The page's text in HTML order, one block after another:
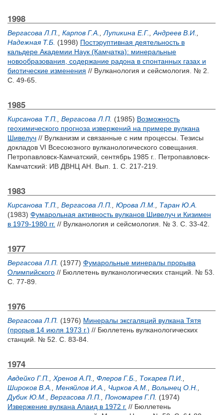
1998
Вергасова Л.П. Карпов Г.А. Лупикина Е.Г. Андреев В.И.
Надежная Т.Б. (1998) Постэруптивная деятельность в
кальдере Академии Наук (Камчатка): минеральные
новообразования, содержание радона в спонтанных газах и
биотические изменения // Вулканология и сейсмология. № 2.
С. 49-65.
1985
Кирсанова Т.П. Вергасова Л.П. (1985) Возможность
геохимического прогноза извержений на примере вулкана
Шивелуч // Вулканизм и связанные с ним процессы. Тезисы
докладов VI Всесоюзного вулканологического совещания.
Петропавловск-Камчатский, сентябрь 1985 г.. Петропавловск-
Камчатский: ИВ ДВНЦ АН. Вып. 1. С. 217-219.
1983
Кирсанова Т.П. Вергасова Л.П. Юрова Л.М.
Таран Ю.А.
(1983) Фумарольная активность вулканов Шивелуч и Кизимен
в 1979-1980 гг. // Вулканология и сейсмология. № 3. С. 33-42.
1977
Вергасова Л.П. (1977) Фумарольные минералы прорыва
Олимпийского // Бюллетень вулканологических станций. № 53.
С. 77-89.
1976
Вергасова Л.П. (1976) Минералы эксгаляций вулкана Тятя
(прорыв 14 июля 1973 г.) // Бюллетень вулканологических
станций. № 52. С. 83-84.
1974
Авдейко Г.П. Хренов А.П. Флеров Г.Б. Токарев П.И.
Широков В.А.
Меняйлов И.А. Чирков А.М. Волынец О.Н.
Дубик Ю.М.
Вергасова Л.П. Пономарев Г.П. (1974)
Извержение вулкана Алаид в 1972 г. // Бюллетень